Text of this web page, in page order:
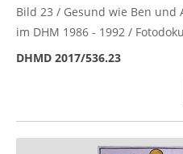
Bild 23 / Gesund wie Ben
im DHM 1986 - 1992 /
DHMD 2017/536.23